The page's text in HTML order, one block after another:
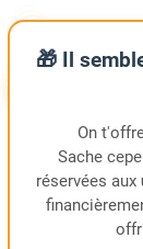
🎁 Il
On
Sache
réservées aux